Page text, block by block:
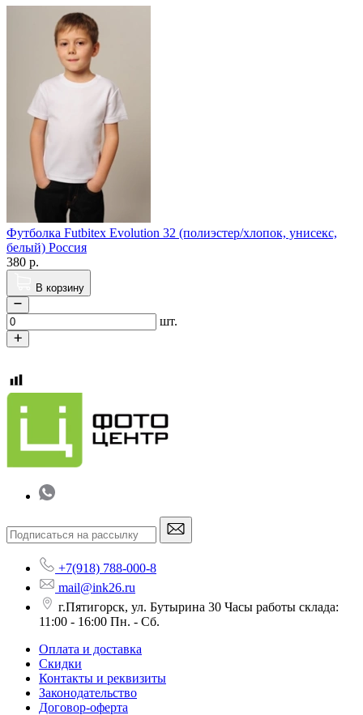
Футболка Futbitex Evolution 32 (полиэстер/хлопок, унисекс,
белый) Россия
380 р.
В корзину
шт.
+7(918) 788-000-8
mail@ink26.ru
г.Пятигорск, ул. Бутырина 30 Часы работы склада:
11:00 - 16:00 Пн. - Сб.
Оплата и доставка
Скидки
Контакты и реквизиты
Законодательство
Договор-оферта